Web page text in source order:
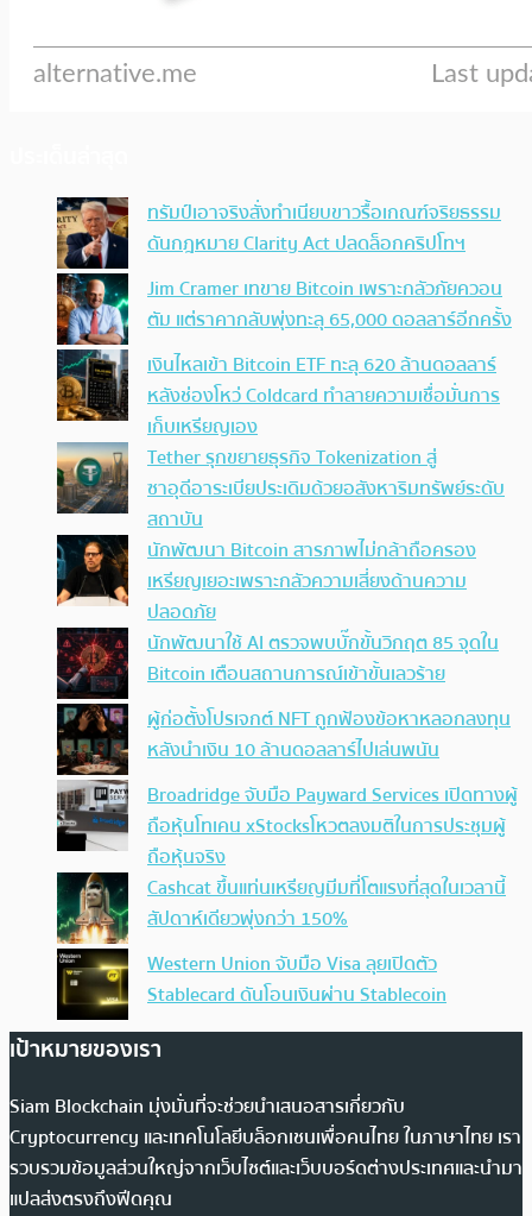
ทรัมป์เอาจริง สั่งทำเนียบขาวรื้อเกณฑ์จริยธรรม
ดันกฎหมาย Clarity Act ปลดล็อกคริปโทฯ
Jim Cramer เทขาย Bitcoin เพราะกลัวภัยควอน
ตัม แต่ราคากลับพุ่งทะลุ 65,000 ดอลลาร์อีกครั้ง
เงินไหลเข้า Bitcoin ETF ทะลุ 620 ล้านดอลลาร์
หลังช่องโหว่ Coldcard ทำลายความเชื่อมั่นการ
เก็บเหรียญเอง
Tether รุกขยายธุรกิจ Tokenization สู่
ซาอุดีอาระเบียประเดิมด้วยอสังหาริมทรัพย์ระดับ
สถาบัน
นักพัฒนา Bitcoin สารภาพไม่กล้าถือครอง
เหรียญเยอะเพราะกลัวความเสี่ยงด้านความ
ปลอดภัย
นักพัฒนาใช้ AI ตรวจพบบั๊กขั้นวิกฤต 85 จุดใน
Bitcoin เตือนสถานการณ์เข้าขั้นเลวร้าย
ผู้ก่อตั้งโปรเจกต์ NFT ถูกฟ้องข้อหาหลอกลงทุน
หลังนำเงิน 10 ล้านดอลลาร์ไปเล่นพนัน
Broadridge จับมือ Payward Services เปิดทางผู้
ถือหุ้นโทเคน xStocksโหวตลงมติในการประชุมผู้
ถือหุ้นจริง
Cashcat ขึ้นแท่นเหรียญมีมที่โตแรงที่สุดในเวลานี้
สัปดาห์เดียวพุ่งกว่า 150%
Western Union จับมือ Visa ลุยเปิดตัว
Stablecard ดันโอนเงินผ่าน Stablecoin
เป้าหมายของเรา
Siam Blockchain มุ่งมั่นที่จะช่วยนำเสนอสารเกี่ยวกับ
Cryptocurrency และเทคโนโลยีบล็อกเชนเพื่อคนไทย ในภาษาไทย เรา
รวบรวมข้อมูลส่วนใหญ่จากเว็บไซต์และเว็บบอร์ดต่างประเทศและนำมา
แปลส่งตรงถึงฟีดคุณ